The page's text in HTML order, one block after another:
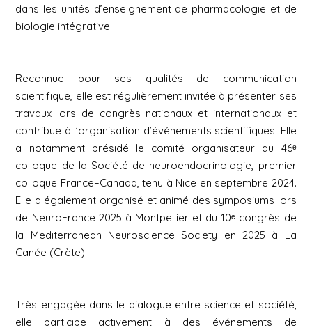
dans les unités d’enseignement de pharmacologie et de
biologie intégrative.
Reconnue pour ses qualités de communication
scientifique, elle est régulièrement invitée à présenter ses
travaux lors de congrès nationaux et internationaux et
contribue à l’organisation d’événements scientifiques. Elle
a notamment présidé le comité organisateur du 46ᵉ
colloque de la Société de neuroendocrinologie, premier
colloque France–Canada, tenu à Nice en septembre 2024.
Elle a également organisé et animé des symposiums lors
de NeuroFrance 2025 à Montpellier et du 10ᵉ congrès de
la Mediterranean Neuroscience Society en 2025 à La
Canée (Crète).
Très engagée dans le dialogue entre science et société,
elle participe activement à des événements de